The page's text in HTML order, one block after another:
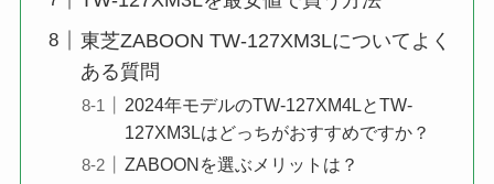
東芝ZABOON TW-127XM3Lについてよく
ある質問
2024年モデルのTW-127XM4LとTW-
127XM3Lはどっちがおすすめですか？
ZABOONを選ぶメリットは？